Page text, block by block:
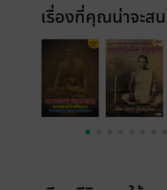
เรื่องที่คุณน่าจะสน